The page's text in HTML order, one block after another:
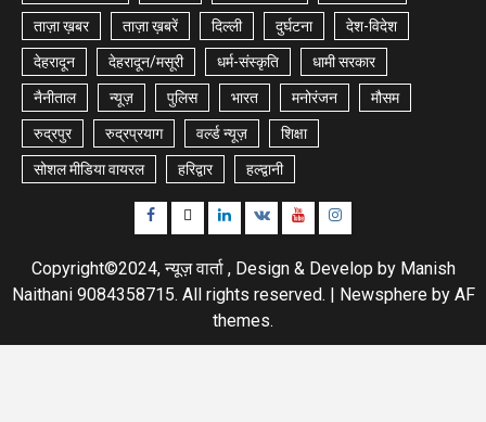
ताज़ा ख़बर ताज़ा ख़बरें दिल्ली दुर्घटना देश-विदेश
देहरादून देहरादून/मसूरी धर्म-संस्कृति धामी सरकार
नैनीताल न्यूज़ पुलिस भारत मनोरंजन मौसम
रुद्रपुर रुद्रप्रयाग वर्ल्ड न्यूज़ शिक्षा
सोशल मीडिया वायरल हरिद्वार हल्द्वानी
Facebook
TwitterLinkedin
VK YoutubeInstagram
Copyright©2024, न्यूज़ वार्ता , Design & Develop by Manish
Naithani 9084358715. All rights reserved. | Newsphereby AF
themes.